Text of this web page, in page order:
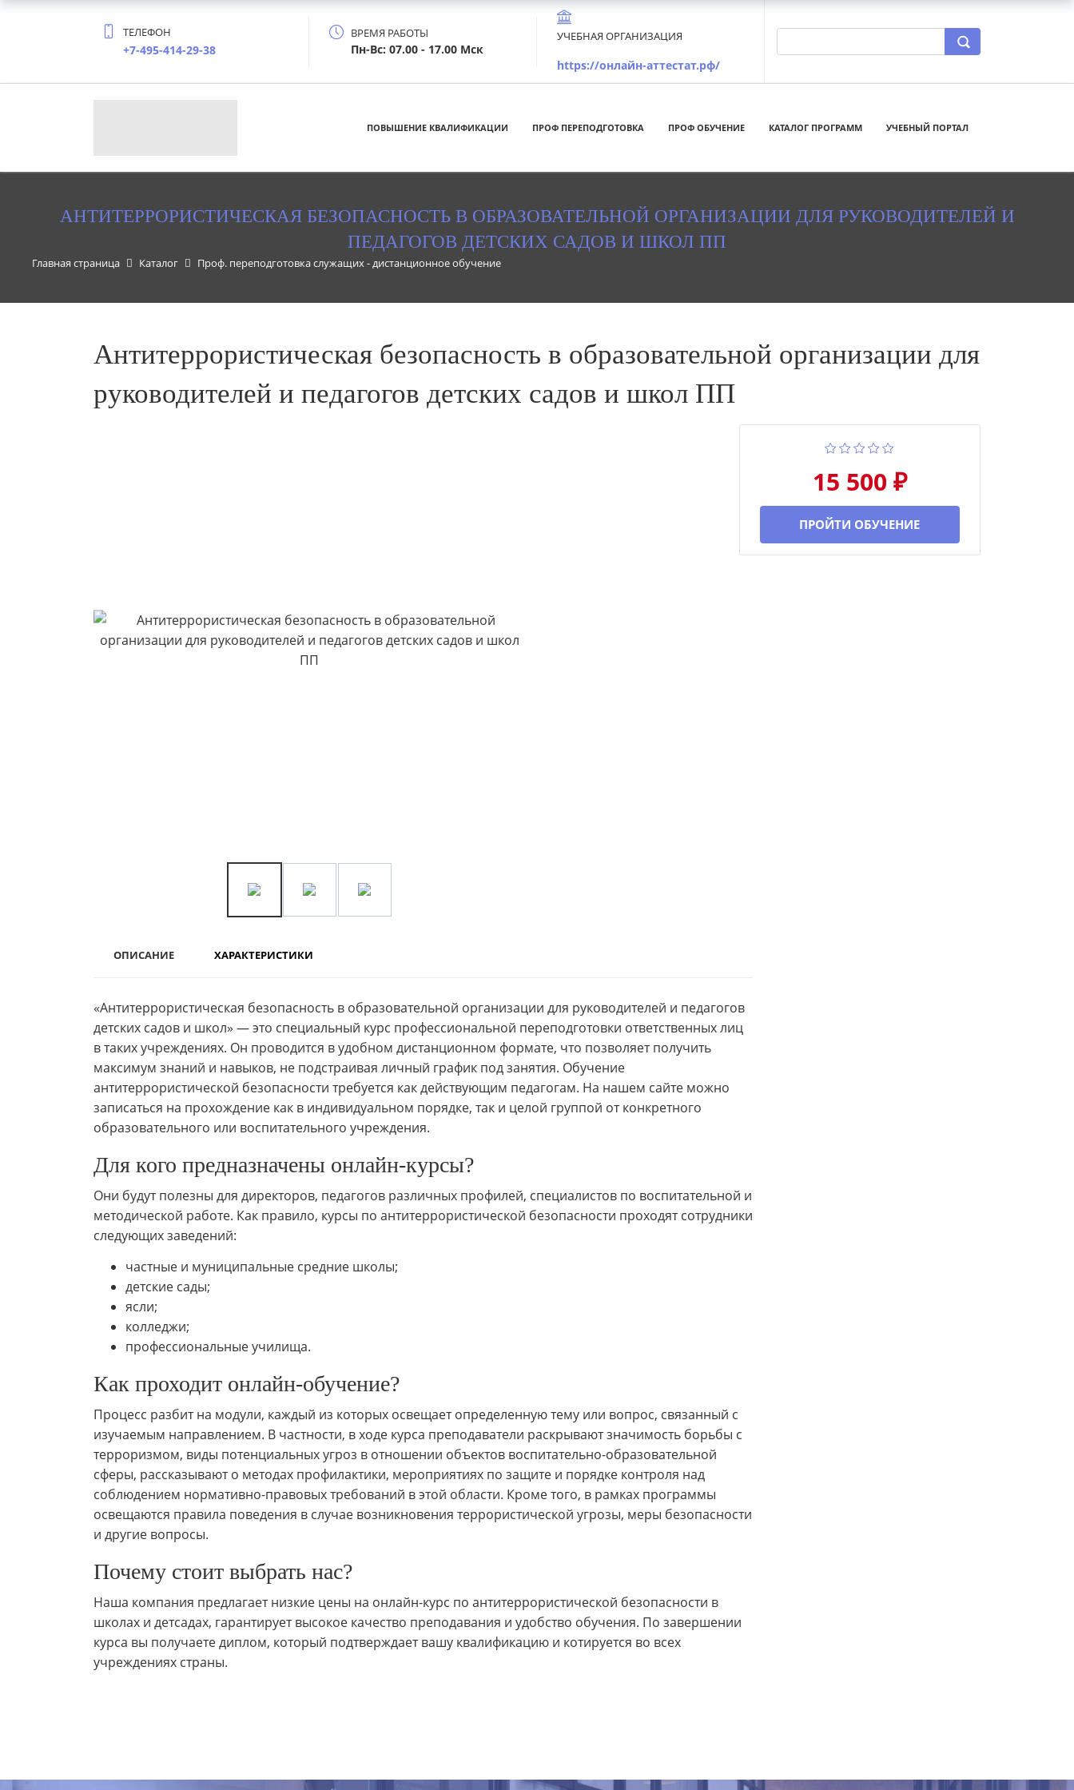
ТЕЛЕФОН
+7-495-414-29-38
ВРЕМЯ РАБОТЫ
Пн-Вс: 07.00 - 17.00 Мск
УЧЕБНАЯ ОРГАНИЗАЦИЯ
https://онлайн-аттестат.рф/
ПОВЫШЕНИЕ КВАЛИФИКАЦИИ ПРОФ ПЕРЕПОДГОТОВКА ПРОФ ОБУЧЕНИЕ КАТАЛОГ ПРОГРАММ УЧЕБНЫЙ ПОРТАЛ
АНТИТЕРРОРИСТИЧЕСКАЯ БЕЗОПАСНОСТЬ В ОБРАЗОВАТЕЛЬНОЙ ОРГАНИЗАЦИИ ДЛЯ РУКОВОДИТЕЛЕЙ И
ПЕДАГОГОВ ДЕТСКИХ САДОВ И ШКОЛ ПП
Главная страница Каталог Проф. переподготовка служащих - дистанционное обучение
Антитеррористическая безопасность в образовательной организации для
руководителей и педагогов детских садов и школ ПП
15 500 ₽
ПРОЙТИ ОБУЧЕНИЕ
ОПИСАНИЕ ХАРАКТЕРИСТИКИ
«Антитеррористическая безопасность в образовательной организации для руководителей и педагогов
детских садов и школ» — это специальный курс профессиональной переподготовки ответственных лиц
в таких учреждениях. Он проводится в удобном дистанционном формате, что позволяет получить
максимум знаний и навыков, не подстраивая личный график под занятия. Обучение
антитеррористической безопасности требуется как действующим педагогам. На нашем сайте можно
записаться на прохождение как в индивидуальном порядке, так и целой группой от конкретного
образовательного или воспитательного учреждения.
Для кого предназначены онлайн-курсы?
Они будут полезны для директоров, педагогов различных профилей, специалистов по воспитательной и
методической работе. Как правило, курсы по антитеррористической безопасности проходят сотрудники
следующих заведений:
частные и муниципальные средние школы;
детские сады;
ясли;
колледжи;
профессиональные училища.
Как проходит онлайн-обучение?
Процесс разбит на модули, каждый из которых освещает определенную тему или вопрос, связанный с
изучаемым направлением. В частности, в ходе курса преподаватели раскрывают значимость борьбы с
терроризмом, виды потенциальных угроз в отношении объектов воспитательно-образовательной
сферы, рассказывают о методах профилактики, мероприятиях по защите и порядке контроля над
соблюдением нормативно-правовых требований в этой области. Кроме того, в рамках программы
освещаются правила поведения в случае возникновения террористической угрозы, меры безопасности
и другие вопросы.
Почему стоит выбрать нас?
Наша компания предлагает низкие цены на онлайн-курс по антитеррористической безопасности в
школах и детсадах, гарантирует высокое качество преподавания и удобство обучения. По завершении
курса вы получаете диплом, который подтверждает вашу квалификацию и котируется во всех
учреждениях страны.